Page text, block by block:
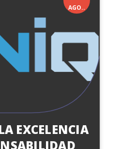
AGO..
EXCELENCIA